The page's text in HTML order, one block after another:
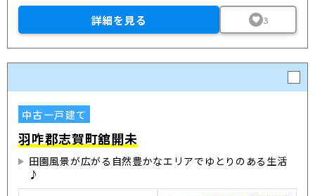
詳細を見る 3
中古一戸建て
羽咋郡志賀町舘開未
田園風景が広がる自然豊かなエリアでゆとりのある生活
♪